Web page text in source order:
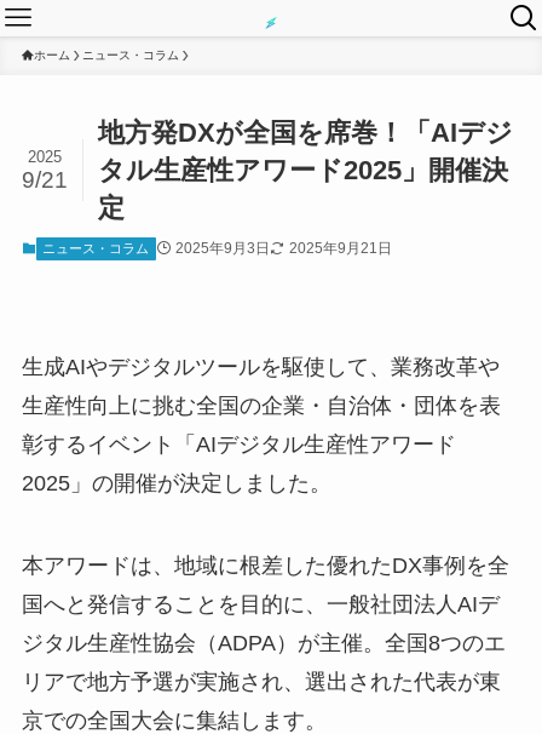
ホーム ニュース・コラム
地方発DXが全国を席巻！「AIデジ
タル生産性アワード2025」開催決
定
2025
9/21
ニュース・コラム 2025年9月3日 2025年9月21日
生成AIやデジタルツールを駆使して、業務改革や
生産性向上に挑む全国の企業・自治体・団体を表
彰するイベント「AIデジタル生産性アワード
2025」の開催が決定しました。
本アワードは、地域に根差した優れたDX事例を全
国へと発信することを目的に、一般社団法人AIデ
ジタル生産性協会（ADPA）が主催。全国8つのエ
リアで地方予選が実施され、選出された代表が東
京での全国大会に集結します。